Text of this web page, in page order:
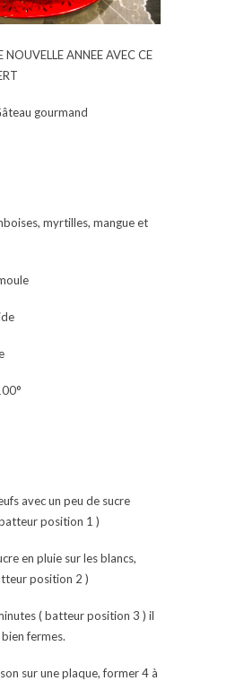
ANNEE AVEC CE
gourmand
myrtilles, mangue et
avec un peu de sucre
position 1 )
en pluie sur les blancs,
position 2 )
( batteur position 3 ) il
fermes.
sur une plaque, former 4 à